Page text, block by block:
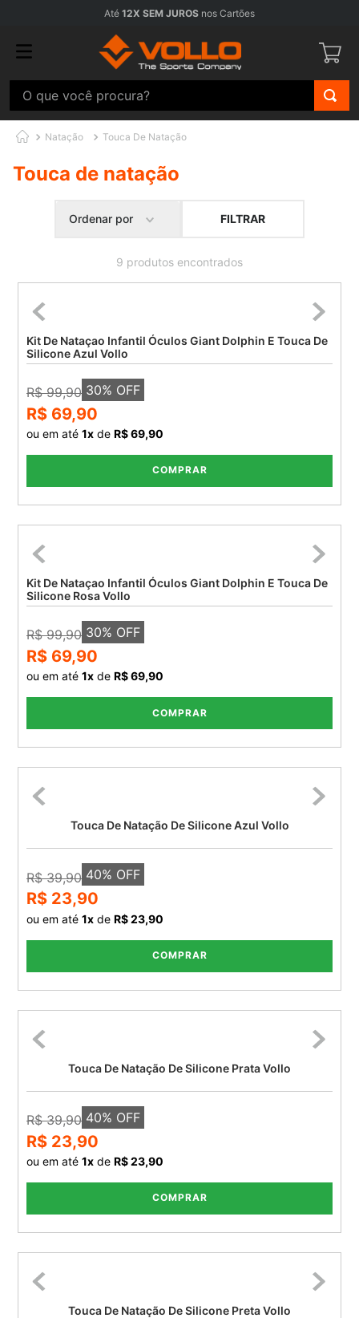
Até 12X SEM JUROS nos Cartões
O que você procura?
Natação Touca De Natação
Touca de natação
Ordenar por FILTRAR
9 produtos
Kit De Nataçao Infantil Óculos Giant Dolphin E Touca De
Silicone Azul Vollo
R$ 99,90 30% OFF
R$ 69,90
ou em até 1x de R$ 69,90
COMPRAR
Kit De Nataçao Infantil Óculos Giant Dolphin E Touca De
Silicone Rosa Vollo
R$ 99,90 30% OFF
R$ 69,90
ou em até 1x de R$ 69,90
COMPRAR
Touca De Natação De Silicone Azul Vollo
R$ 39,90 40% OFF
R$ 23,90
ou em até 1x de R$ 23,90
COMPRAR
Touca De Natação De Silicone Prata Vollo
R$ 39,90 40% OFF
R$ 23,90
ou em até 1x de R$ 23,90
COMPRAR
Touca De Natação De Silicone Preta Vollo